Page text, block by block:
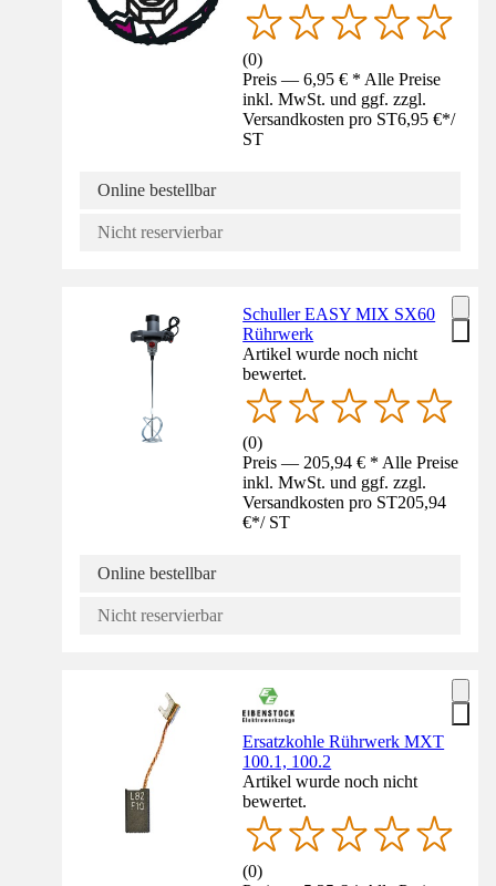
(0)
Preis — 6,95 € * Alle Preise
inkl. MwSt. und ggf. zzgl.
Versandkosten pro ST6,95 €*/
ST
Online bestellbar
Nicht reservierbar
Schuller EASY MIX SX60
Rührwerk
Artikel wurde noch nicht
bewertet.
(0)
Preis — 205,94 € * Alle Preise
inkl. MwSt. und ggf. zzgl.
Versandkosten pro ST205,94
€*/ ST
Online bestellbar
Nicht reservierbar
Ersatzkohle Rührwerk MXT
100.1, 100.2
Artikel wurde noch nicht
bewertet.
(0)